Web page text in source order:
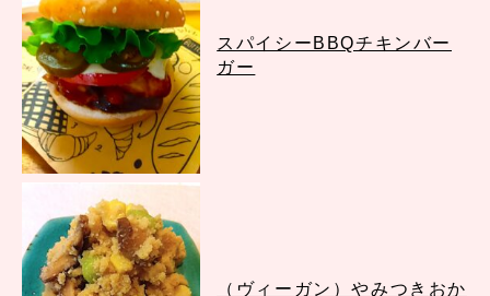
スパイシーBBQチキンバー
ガー
（ヴィーガン）やみつきおか